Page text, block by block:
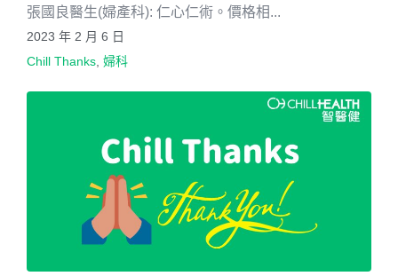
張國良醫生(婦產科): 仁心仁術。價格相...
2023 年 2 月 6 日
Chill Thanks 婦科